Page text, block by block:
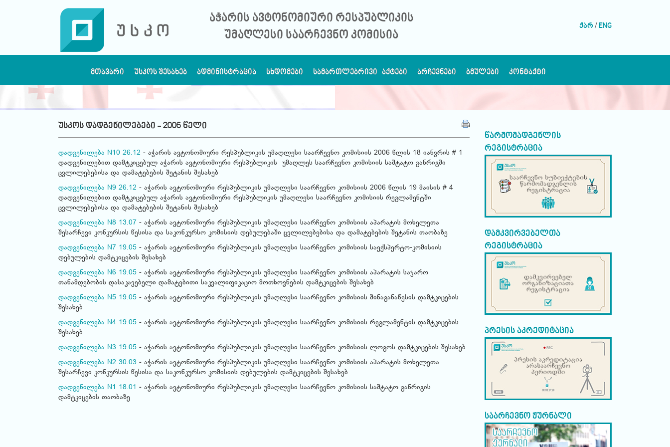
აჭარის ავტონომიური რესპუბლიკის
უმაღლესი საარჩევნო კომისია
ქარ /ENG
ᲛᲗᲐᲕᲐᲠᲘ ᲣᲡᲙᲝᲡ ᲨᲔᲡᲐᲮᲔᲑ ᲐᲓᲛᲘᲜᲘᲡᲢᲠᲐᲪᲘᲐ ᲡᲮᲓᲝᲛᲔᲑᲘ ᲡᲐᲛᲐᲠᲗᲚᲔᲑᲠᲘᲕᲘ ᲐᲥᲢᲔᲑᲘ ᲐᲠᲩᲔᲕᲜᲔᲑᲘ ᲑᲛᲣᲚᲔᲑᲘ ᲙᲝᲜᲢᲐᲥᲢᲘ
უსკოს დადგენილებები - 2006 წელი
დადგენილება N10 26.12 - აჭარის ავტონომიური რესპუბლიკის უმაღლესი საარჩევნო კომისიის 2006 წლის 18 იანვრის # 1
დადგენილებით დამტკიცებულ აჭარის ავტონომიური რესპუბლიკის უმაღლეს საარჩევნო კომისიის საშტატო განრიგში
ცვლილებებისა და დამატებების შეტანის შესახებ
დადგენილება N9 26.12 - აჭარის ავტონომიური რესპუბლიკის უმაღლესი საარჩევნო კომისიის 2006 წლის 19 მაისის # 4
დადგენილებით დამტკიცებულ აჭარის ავტონომიური რესპუბლიკის უმაღლესი საარჩევნო კომისიის რეგლამენტში
ცვლილებებისა და დამატებების შეტანის შესახებ
დადგენილება N8 13.07 - აჭარის ავტონომიური რესპუბლიკის უმაღლესი საარჩევნო კომისიის აპარატის მოხელეთა
შესარჩევი კონკურსის წესისა და საკონკურსო კომისიის დებულებაში ცვლილებებისა და დამატებების შეტანის თაობაზე
დადგენილება N7 19.05 - აჭარის ავტონომიური რესპუბლიკის უმაღლესი საარჩევნო კომისიის საექსპერტო-კომისიის
დებულების დამტკიცების შესახებ
დადგენილება N6 19.05 - აჭარის ავტონომიური რესპუბლიკის უმაღლესი საარჩევნო კომისიის აპარატის საჯარო
თანამდებობის დასაკავებელი დამატებითი საკვალიფიკაციო მოთხოვნების დამტკიცების შესახებ
დადგენილება N5 19.05 - აჭარის ავტონომიური რესპუბლიკის უმაღლესი საარჩევნო კომისიის შინაგანაწესის დამტკიცების
შესახებ
დადგენილება N4 19.05 - აჭარის ავტონომიური რესპუბლიკის უმაღლესი საარჩევნო კომისიის რეგლამენტის დამტკიცების
შესახებ
დადგენილება N3 19.05 - აჭარის ავტონომიური რესპუბლიკის უმაღლესი საარჩევნო კომისიის ლოგოს დამტკიცების შესახებ
დადგენილება N2 30.03 - აჭარის ავტონომიური რესპუბლიკის უმაღლესი საარჩევნო კომისიის აპარატის მოხელეთა
შესარჩევი კონკურსის წესისა და საკონკურსო კომისიის დებულების დამტკიცების შესახებ
დადგენილება N1 18.01 - აჭარის ავტონომიური რესპუბლიკის უმაღლესი საარჩევნო კომისიის საშტატო განრიგის
დამტკიცების თაობაზე
წარმომადგენლის
რეგისტრაცია
დამკვირვებელთა
რეგისტრაცია
პრესის აკრედიტაცია
საარჩევნო ჟურნალი